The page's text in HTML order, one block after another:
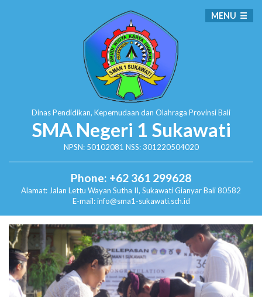
Dinas Pendidikan, Kepemudaan dan Olahraga Provinsi Bali
SMA Negeri 1 Sukawati
NPSN: 50102081 NSS: 301220504020
Phone: +62 361 299628
Alamat: Jalan Lettu Wayan Sutha II, SukawatiGianyar Bali 80582
E-mail: info@sma1-sukawati.sch.id
MENU